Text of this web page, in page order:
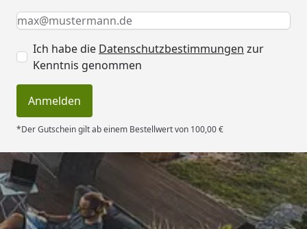
Keine Eingabe erforderlich
Eingabe erforderlich
E-Mail *
Ich habe die Datenschutzbestimmungen zur
Kenntnis genommen
Anmelden
*Der Gutschein gilt ab einem Bestellwert von 100,00 €
Trusted Shops